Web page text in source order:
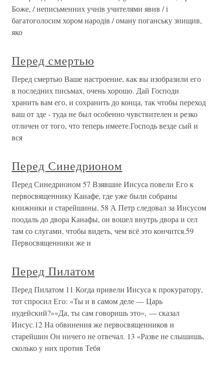
Боже, / неписьменних учнів учителями явив / і
багатоголосим хором народів / оману поганську знищив,
яко
Перед смертью
Перед смертью Ваше настроение, как вы изобразили его
в последних письмах, очень хорошо. Дай Господи
хранить вам его, и сохранить до конца, так чтобы переход
ваш от зде - туда не был особенно чувствителен и резко
отличен от того, что теперь имеете.Господь везде сый и
вся
Перед Синедрионом
Перед Синедрионом 57 Взявшие Иисуса повели Его к
первосвященнику Каиафе, где уже были собраны
книжники и старейшины. 58 А Петр следовал за Иисусом
поодаль до двора Каиафы, он вошел внутрь двора и сел
там со слугами, чтобы видеть, чем всё это кончится.59
Первосвященники же и
Перед Пилатом
Перед Пилатом 11 Когда привели Иисуса к прокуратору,
тот спросил Его: «Ты и в самом деле — Царь
иудейский?»«Да, ты сам говоришь это», — сказал
Иисус.12 На обвинения же первосвященников и
старейшин Он ничего не отвечал. 13 «Разве не слышишь,
сколько у них против Тебя